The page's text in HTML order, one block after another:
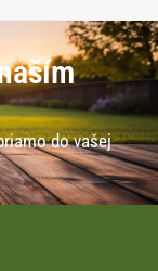
do vašej